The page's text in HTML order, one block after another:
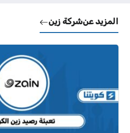
المزيد عنشركة زين